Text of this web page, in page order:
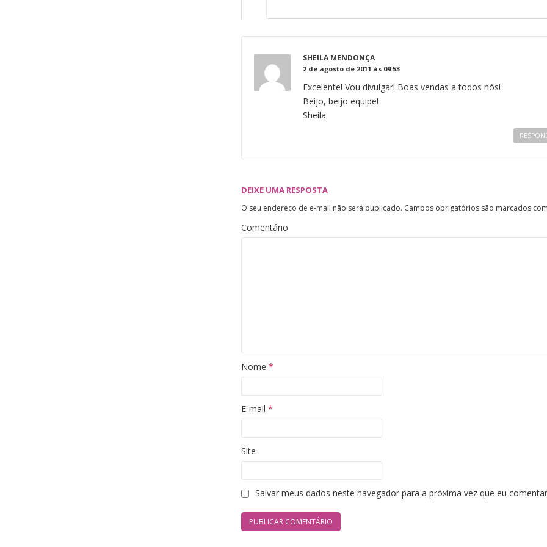
SHEILA MENDONÇA
2 de agosto de 2011 às 09:53
Excelente! Vou divulgar! Boas vendas a todos nós!
Beijo, beijo equipe!
Sheila
DEIXE UMA RESPOSTA
O seu endereço de e-mail não será publicado. Campos obrigatórios são marcados com
Comentário
Nome *
E-mail *
Site
Salvar meus dados neste navegador para a próxima vez que eu